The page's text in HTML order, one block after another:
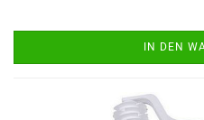
IN DEN